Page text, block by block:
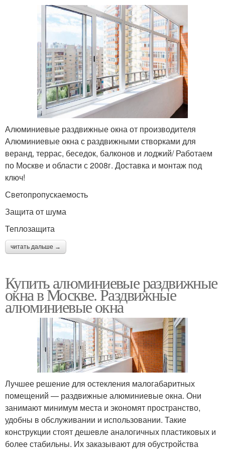
Алюминиевые раздвижные окна от производителя
Алюминиевые окна с раздвижными створками для
веранд, террас, беседок, балконов и лоджий/ Работаем
по Москве и области с 2008г. Доставка и монтаж под
ключ!
Светопропускаемость
Защита от шума
Теплозащита
читать дальше →
Купить алюминиевые раздвижные
окна в Москве. Раздвижные
алюминиевые окна
Лучшее решение для остекления малогабаритных
помещений — раздвижные алюминиевые окна. Они
занимают минимум места и экономят пространство,
удобны в обслуживании и использовании. Такие
конструкции стоят дешевле аналогичных пластиковых и
более стабильны. Их заказывают для обустройства